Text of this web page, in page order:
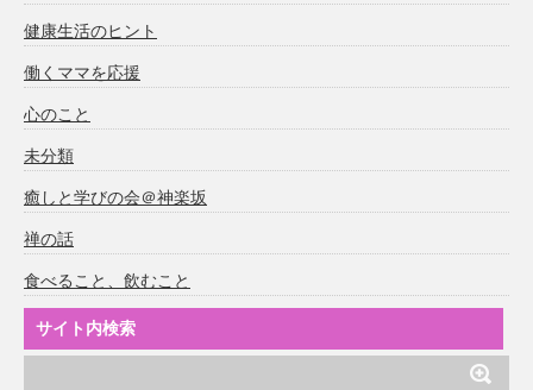
健康生活のヒント
働くママを応援
心のこと
未分類
癒しと学びの会＠神楽坂
禅の話
食べること、飲むこと
サイト内検索